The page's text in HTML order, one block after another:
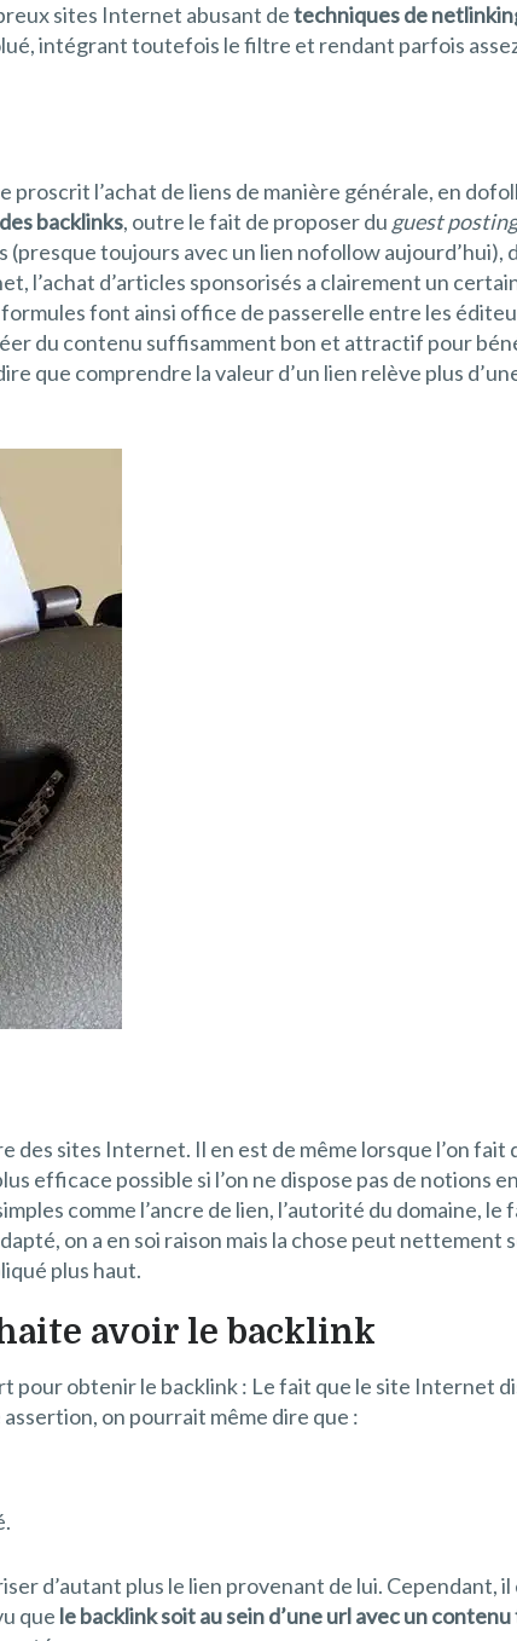
sites Internet abusant detechniques de
intégrant toutefois le filtre et rendant parfois
proscrit l’achat de liens de manière générale, en
backlinks, outre le fait de proposer du guest posting
toujours avec un lien nofollow aujourd’hui),
l’achat d’articles sponsorisés a clairement un
font ainsi office de passerelle entre les
du contenu suffisamment bon et attractif pour
que comprendre la valeur d’un lien relève plus
sites Internet. Il en est de même lorsque l’on fait
efficace possible si l’on ne dispose pas de notions
comme l’ancre de lien, l’autorité du domaine, le
on a en soi raison mais la chose peut nettement
plus haut.
avoir le backlink
obtenir le backlink : Le fait que le site Internet
on pourrait même dire que :
d’autant plus le lien provenant de lui. Cependant, il
que le backlink soit au sein d’une url avec un